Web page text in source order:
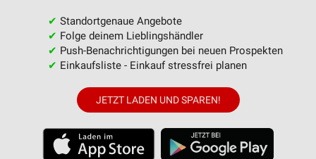
✔ Standortgenaue Angebote
✔ Folge deinem Lieblingshändler
✔ Push-Benachrichtigungen bei neuen Prospekten
✔ Einkaufsliste - Einkauf stressfrei planen
JETZT LADEN UND SPAREN!